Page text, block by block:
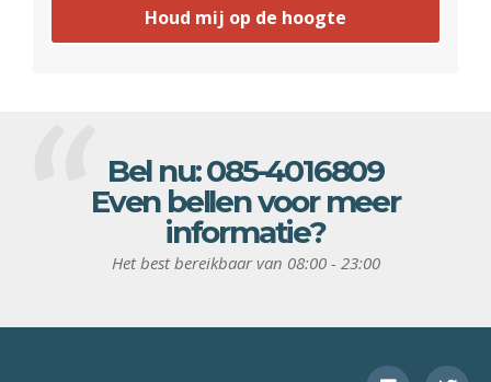
Houd mij op de hoogte
Bel nu:085-4016809
Even bellen voor meer
informatie?
Het best bereikbaar van 08:00 - 23:00